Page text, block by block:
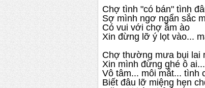
Chợ tình "có bán" tình
Sợ mình ngơ ngẩn sắc
Có vui với chợ ầm ào
Xin đừng lỡ ý lọt vào...
Chợ thường mưa bụi lai
Xin mình đừng ghé ô
Vô tâm... môi mắt... tình
Biết đâu lỡ miệng hẹn